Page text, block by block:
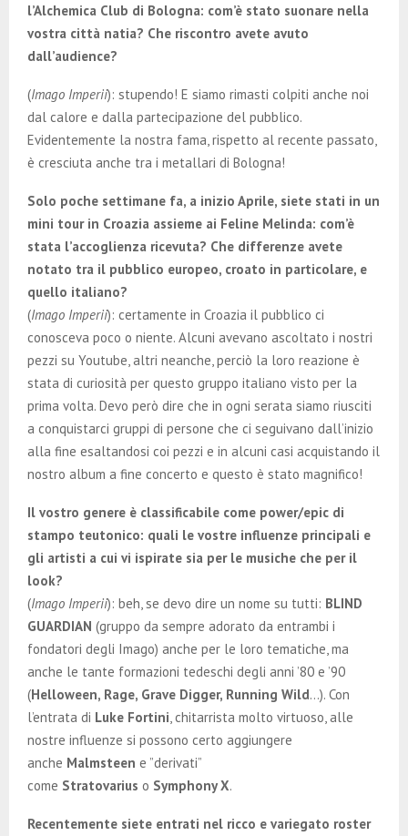
l’Alchemica Club di Bologna: com’è stato suonare nella
vostra città natia? Che riscontro avete avuto
dall’audience?
(Imago Imperii): stupendo! E siamo rimasti colpiti anche noi
dal calore e dalla partecipazione del pubblico.
Evidentemente la nostra fama, rispetto al recente passato,
è cresciuta anche tra i metallari di Bologna!
Solo poche settimane fa, a inizio Aprile, siete stati in un
mini tour in Croazia assieme ai Feline Melinda: com’è
stata l’accoglienza ricevuta? Che differenze avete
notato tra il pubblico europeo, croato in particolare, e
quello italiano?
(Imago Imperii): certamente in Croazia il pubblico ci
conosceva poco o niente. Alcuni avevano ascoltato i nostri
pezzi su Youtube, altri neanche, perciò la loro reazione è
stata di curiosità per questo gruppo italiano visto per la
prima volta. Devo però dire che in ogni serata siamo riusciti
a conquistarci gruppi di persone che ci seguivano dall’inizio
alla fine esaltandosi coi pezzi e in alcuni casi acquistando il
nostro album a fine concerto e questo è stato magnifico!
Il vostro genere è classificabile come power/epic di
stampo teutonico: quali le vostre influenze principali e
gli artisti a cui vi ispirate sia per le musiche che per il
look?
(Imago Imperii): beh, se devo dire un nome su tutti: BLIND
GUARDIAN (gruppo da sempre adorato da entrambi i
fondatori degli Imago) anche per le loro tematiche, ma
anche le tante formazioni tedeschi degli anni ’80 e ’90
(Helloween, Rage, Grave Digger, Running Wild…). Con
l’entrata di Luke Fortini , chitarrista molto virtuoso, alle
nostre influenze si possono certo aggiungere
anche Malmsteen e ”derivati”
come Stratovarius o Symphony X.
Recentemente siete entrati nel ricco e variegato roster